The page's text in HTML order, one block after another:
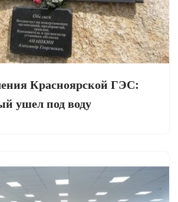
Красноярской ГЭС:
ушел под воду